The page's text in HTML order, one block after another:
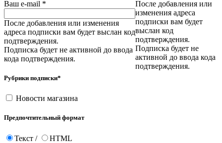
Ваш e-mail *
После добавления или изменения
адреса подписки вам будет выслан код
подтверждения.
Подписка будет не активной до ввода
кода подтверждения.
Рубрики подписки*
Новости магазина
Предпочтительный формат
Текст / HTML
После добавления или
изменения адреса
подписки вам будет
выслан код
подтверждения.
Подписка будет не
активной до ввода кода
подтверждения.